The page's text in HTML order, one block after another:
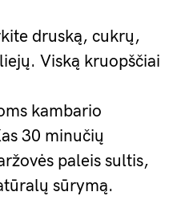
druską, cukrų,
Viską kruopščiai
kambario
30 minučių
paleis sultis,
sūrymą.